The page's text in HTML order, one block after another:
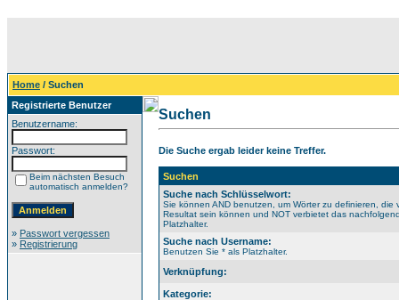
Home / Suchen
Registrierte Benutzer
Benutzername:
Passwort:
Beim nächsten Besuch
automatisch anmelden?
» Passwort vergessen
» Registrierung
Suchen
Die Suche ergab leider keine Treffer.
Suchen
Suche nach Schlüsselwort:
Sie können AND benutzen, um Wörter zu definieren, die
Resultat sein können und NOT verbietet das
Platzhalter.
Suche nach Username:
Benutzen Sie * als Platzhalter.
Verknüpfung:
Kategorie: